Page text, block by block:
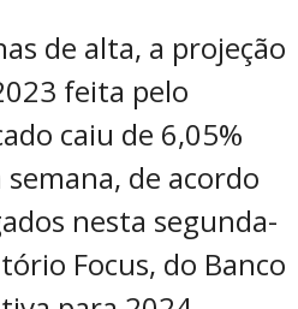
de alta, a projeção
feita pelo
caiu de 6,05%
de acordo
nesta segunda-
Focus, do Banco